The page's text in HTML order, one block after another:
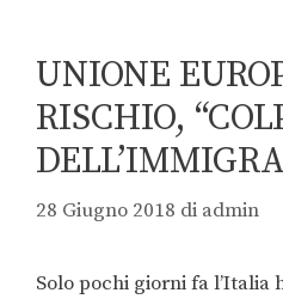
UNIONE
RISCHIO,
28 Giugno 2018 di admin
Solo pochi giorni fa l’Italia